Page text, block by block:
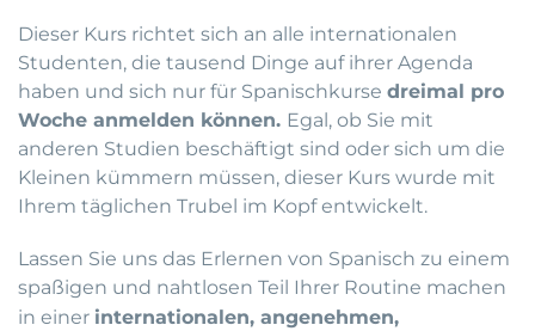
Dieser Kurs richtet sich an alle internationalen
Studenten, die tausend Dinge auf ihrer Agenda
haben und sich nur für Spanischkurse dreimal pro
Woche anmelden können. Egal, ob Sie mit
anderen Studien beschäftigt sind oder sich um die
Kleinen kümmern müssen, dieser Kurs wurde mit
Ihrem täglichen Trubel im Kopf entwickelt.
Lassen Sie uns das Erlernen von Spanisch zu einem
spaßigen und nahtlosen Teil Ihrer Routine machen
in einer internationalen, angenehmen,